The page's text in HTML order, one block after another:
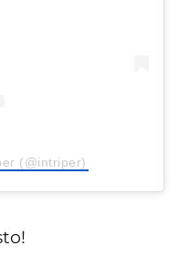
(@intriper)